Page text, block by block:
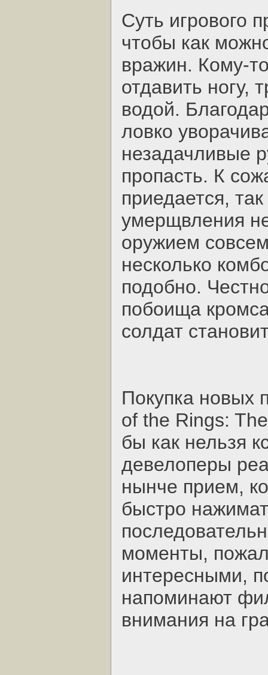
Суть игрового
чтобы как
вражин. Кому-
отдавить ногу,
водой.
ловко
незадачливые
пропасть. К
приедается,
умерщвления
оружием
несколько
подобно.
побоища
солдат
Покупка новых
of the Rings:
бы как нельзя
девелоперы
нынче прием,
быстро
моменты,
интересными,
напоминают
внимания на